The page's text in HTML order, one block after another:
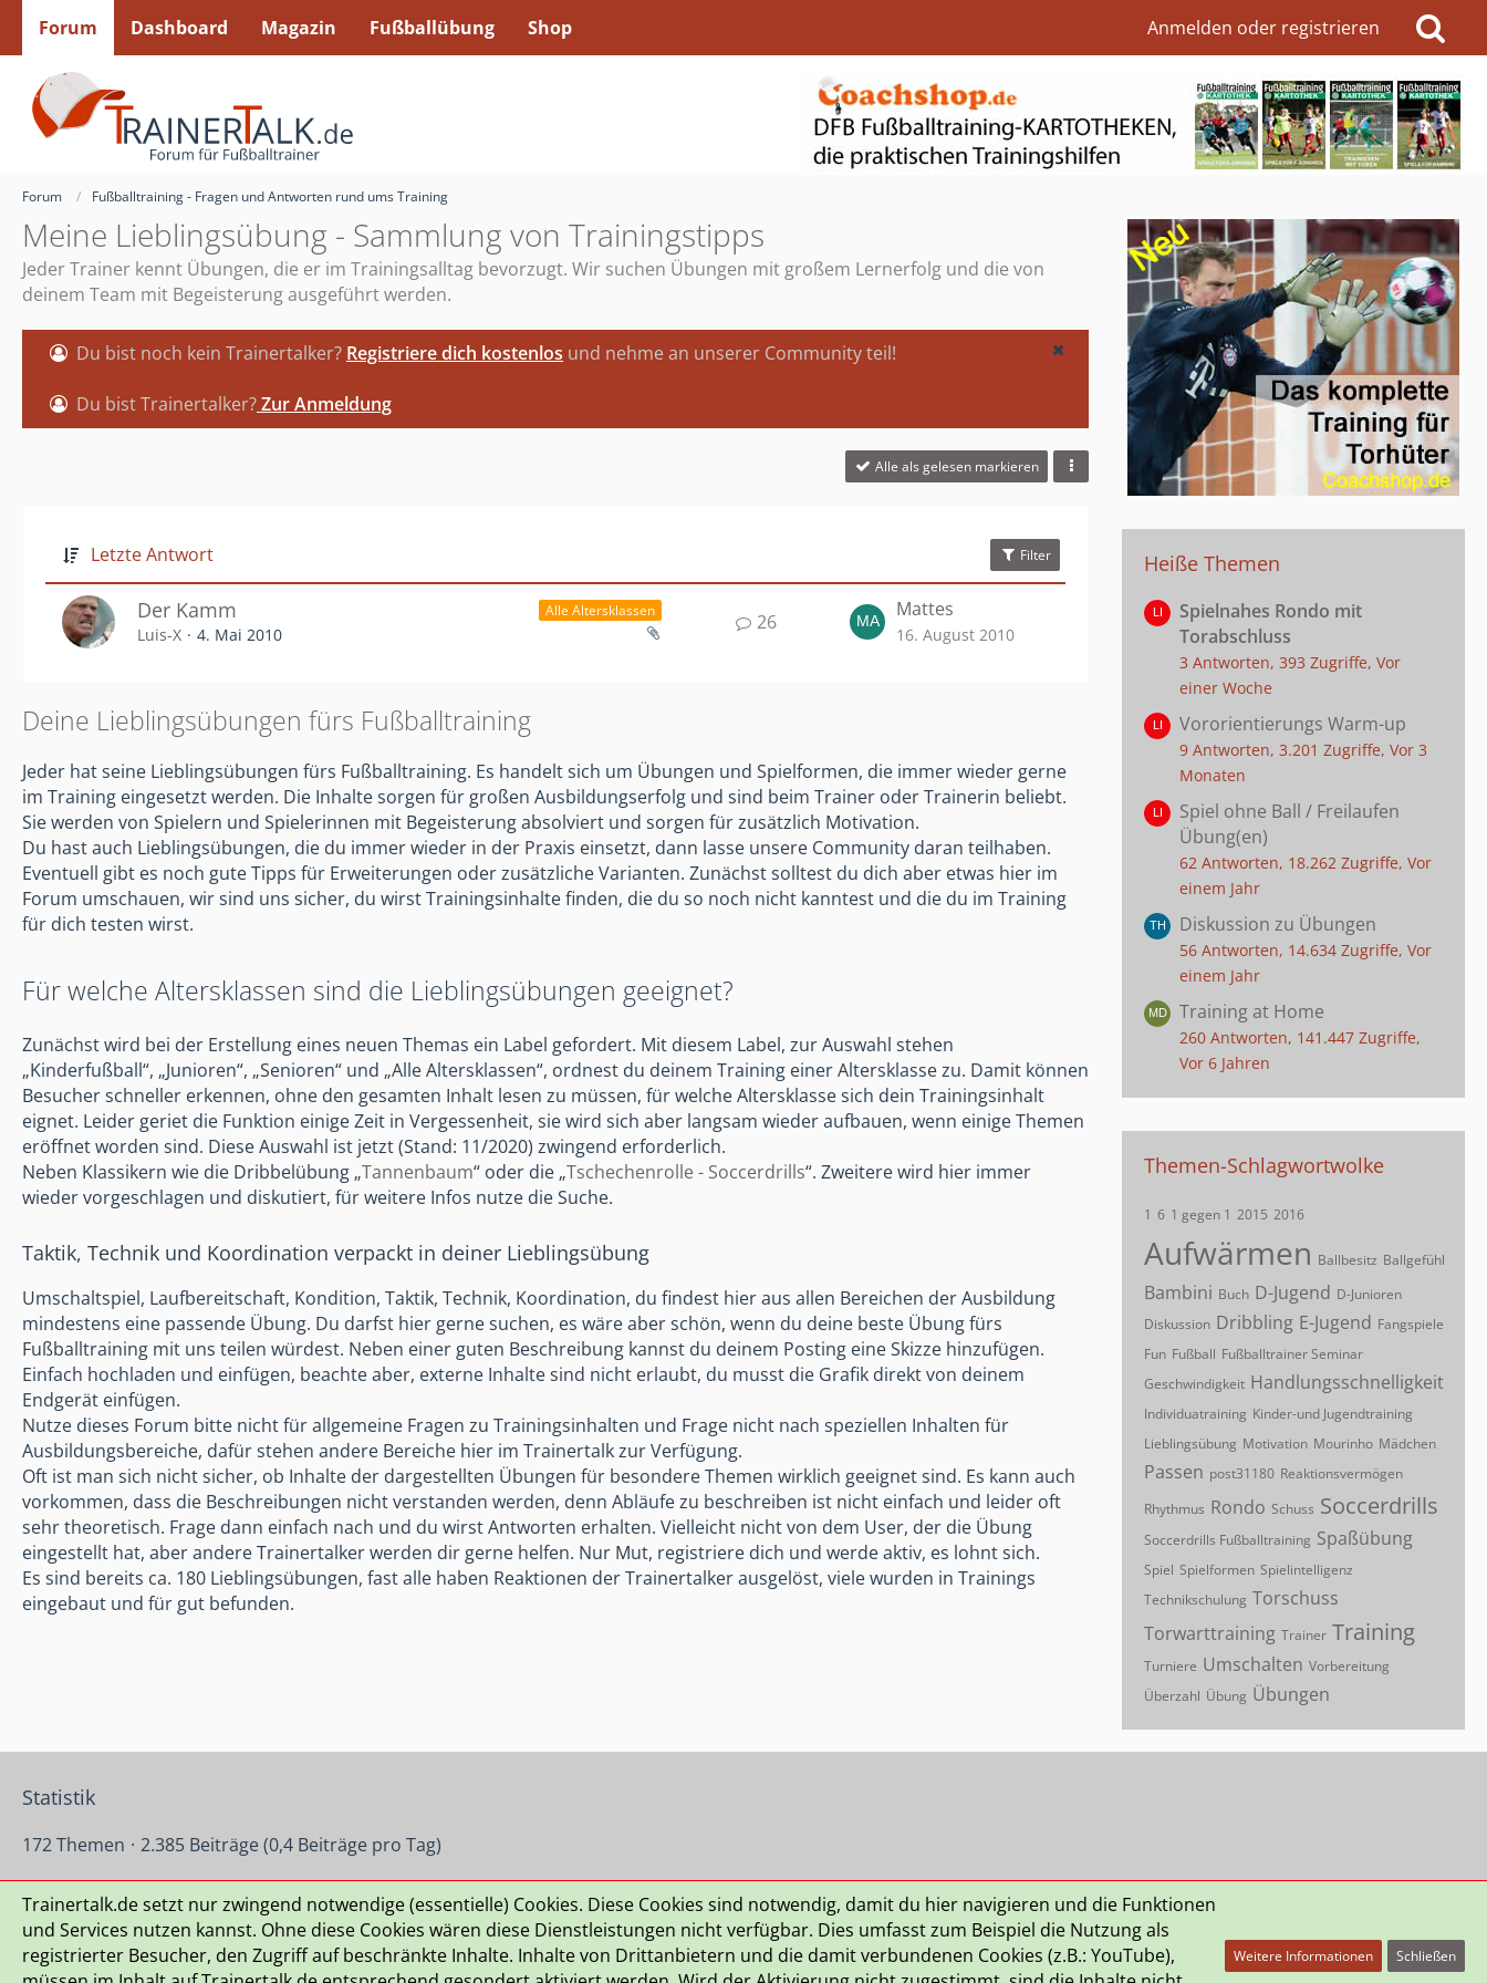
Forum Dashboard Magazin Fußballübung Shop Anmelden oder registrieren
Forum Fußballtraining - Fragen und Antworten rund ums Training
Meine Lieblingsübung - Sammlung von Trainingstipps
Jeder Trainer kennt Übungen, die er im Trainingsalltag bevorzugt. Wir suchen Übungen mit großem Lernerfolg und die von
deinem Team mit Begeisterung ausgeführt werden.
Du bist noch kein Trainertalker? Registriere dich kostenlos und nehme an unserer Community teil!
Du bist Trainertalker?Zur Anmeldung
Alle als gelesen markieren
Letzte Antwort Filter
Alle Altersklassen
Der Kamm
Luis-X 4. Mai 2010
26
Mattes
16. August 2010
Deine Lieblingsübungen fürs Fußballtraining
Jeder hat seine Lieblingsübungen fürs Fußballtraining. Es handelt sich um Übungen und Spielformen, die immer wieder gerne
im Training eingesetzt werden. Die Inhalte sorgen für großen Ausbildungserfolg und sind beim Trainer oder Trainerin beliebt.
Sie werden von Spielern und Spielerinnen mit Begeisterung absolviert und sorgen für zusätzlich Motivation.
Du hast auch Lieblingsübungen, die du immer wieder in der Praxis einsetzt, dann lasse unsere Community daran teilhaben.
Eventuell gibt es noch gute Tipps für Erweiterungen oder zusätzliche Varianten. Zunächst solltest du dich aber etwas hier im
Forum umschauen, wir sind uns sicher, du wirst Trainingsinhalte finden, die du so noch nicht kanntest und die du im Training
für dich testen wirst.
Für welche Altersklassen sind die Lieblingsübungen geeignet?
Zunächst wird bei der Erstellung eines neuen Themas ein Label gefordert. Mit diesem Label, zur Auswahl stehen
„Kinderfußball“, „Junioren“, „Senioren“ und „Alle Altersklassen“, ordnest du deinem Training einer Altersklasse zu. Damit können
Besucher schneller erkennen, ohne den gesamten Inhalt lesen zu müssen, für welche Altersklasse sich dein Trainingsinhalt
eignet. Leider geriet die Funktion einige Zeit in Vergessenheit, sie wird sich aber langsam wieder aufbauen, wenn einige Themen
eröffnet worden sind. Diese Auswahl ist jetzt (Stand: 11/2020) zwingend erforderlich.
Neben Klassikern wie die Dribbelübung „Tannenbaum“ oder die „Tschechenrolle - Soccerdrills“. Zweitere wird hier immer
wieder vorgeschlagen und diskutiert, für weitere Infos nutze die Suche.
Taktik, Technik und Koordination verpackt in deiner Lieblingsübung
Umschaltspiel, Laufbereitschaft, Kondition, Taktik, Technik, Koordination, du findest hier aus allen Bereichen der Ausbildung
mindestens eine passende Übung. Du darfst hier gerne suchen, es wäre aber schön, wenn du deine beste Übung fürs
Fußballtraining mit uns teilen würdest. Neben einer guten Beschreibung kannst du deinem Posting eine Skizze hinzufügen.
Einfach hochladen und einfügen, beachte aber, externe Inhalte sind nicht erlaubt, du musst die Grafik direkt von deinem
Endgerät einfügen.
Nutze dieses Forum bitte nicht für allgemeine Fragen zu Trainingsinhalten und Frage nicht nach speziellen Inhalten für
Ausbildungsbereiche, dafür stehen andere Bereiche hier im Trainertalk zur Verfügung.
Oft ist man sich nicht sicher, ob Inhalte der dargestellten Übungen für besondere Themen wirklich geeignet sind. Es kann auch
vorkommen, dass die Beschreibungen nicht verstanden werden, denn Abläufe zu beschreiben ist nicht einfach und leider oft
sehr theoretisch. Frage dann einfach nach und du wirst Antworten erhalten. Vielleicht nicht von dem User, der die Übung
eingestellt hat, aber andere Trainertalker werden dir gerne helfen. Nur Mut, registriere dich und werde aktiv, es lohnt sich.
Es sind bereits ca. 180 Lieblingsübungen, fast alle haben Reaktionen der Trainertalker ausgelöst, viele wurden in Trainings
eingebaut und für gut befunden.
Heiße Themen
Spielnahes Rondo mit
Torabschluss
3 Antworten, 393 Zugriffe, Vor
einer Woche
Vororientierungs Warm-up
9 Antworten, 3.201 Zugriffe, Vor 3
Monaten
Spiel ohne Ball / Freilaufen
Übung(en)
62 Antworten, 18.262 Zugriffe, Vor
einem Jahr
Diskussion zu Übungen
56 Antworten, 14.634 Zugriffe, Vor
einem Jahr
Training at Home
260 Antworten, 141.447 Zugriffe,
Vor 6 Jahren
Themen-Schlagwortwolke
1 6 1 gegen 1 2015 2016
Aufwärmen Ballbesitz Ballgefühl
Bambini Buch D-Jugend D-Junioren
Diskussion Dribbling E-Jugend Fangspiele
Fun Fußball Fußballtrainer Seminar
Geschwindigkeit Handlungsschnelligkeit
Individuatraining Kinder-und Jugendtraining
Lieblingsübung Motivation Mourinho Mädchen
Passen post31180 Reaktionsvermögen
Rhythmus Rondo Schuss Soccerdrills
Soccerdrills Fußballtraining Spaßübung
Spiel Spielformen Spielintelligenz
Technikschulung Torschuss
Torwarttraining Trainer Training
Turniere Umschalten Vorbereitung
Überzahl Übung Übungen
Statistik
172 Themen 2.385 Beiträge (0,4 Beiträge pro Tag)
Datenschutzerklärung Kontakt Impressum Nutzungsbedingungen Häufig gestellte Fragen
Trainertalk.de setzt nur zwingend notwendige (essentielle) Cookies. Diese Cookies sind notwendig, damit du hier navigieren und die Funktionen
und Services nutzen kannst. Ohne diese Cookies wären diese Dienstleistungen nicht verfügbar. Dies umfasst zum Beispiel die Nutzung als
registrierter Besucher, den Zugriff auf beschränkte Inhalte. Inhalte von Drittanbietern und die damit verbundenen Cookies (z.B.: YouTube),
Weitere Informationen Schließen